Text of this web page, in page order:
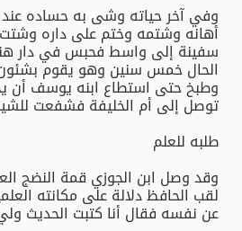
وفي آخر حياته وشى به حساده
أهانه وشتمه وختم على داره
سفينة إلى واسط فحبس في دار
الحال خمس سنين وهو يقوم
وطبخ حتى استطاع ابنه يوسف أن
توصل إلى أم الخليفة فشفعت
طلبه للعلم
وقد وصل ابن الجوزي قمة النضج
لقب الحافظ دلالة على مكانته
عن نفسه فقال أنا كتبت الحديث